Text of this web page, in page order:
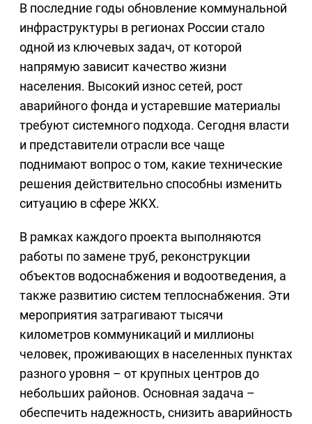
В последние годы обновление коммунальной
инфраструктуры в регионах России стало
одной из ключевых задач, от которой
напрямую зависит качество жизни
населения. Высокий износ сетей, рост
аварийного фонда и устаревшие материалы
требуют системного подхода. Сегодня власти
и представители отрасли все чаще
поднимают вопрос о том, какие технические
решения действительно способны изменить
ситуацию в сфере ЖКХ.
В рамках каждого проекта выполняются
работы по замене труб, реконструкции
объектов водоснабжения и водоотведения, а
также развитию систем теплоснабжения. Эти
мероприятия затрагивают тысячи
километров коммуникаций и миллионы
человек, проживающих в населенных пунктах
разного уровня – от крупных центров до
небольших районов. Основная задача –
обеспечить надежность, снизить аварийность